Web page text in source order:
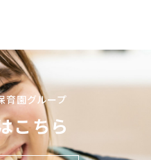
育園グループ
こちら